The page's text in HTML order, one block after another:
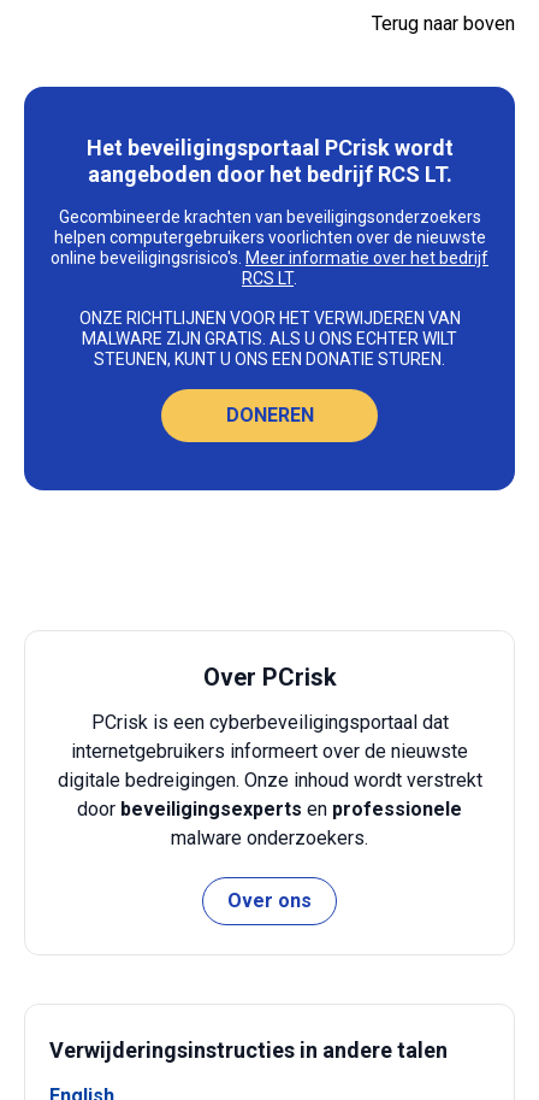
Terug naar boven
Het beveiligingsportaal PCrisk wordt
aangeboden door het bedrijf RCS LT.
Gecombineerde krachten van beveiligingsonderzoekers
helpen computergebruikers voorlichten over de nieuwste
online beveiligingsrisico's. Meer informatie over het bedrijf
RCS LT.
ONZE RICHTLIJNEN VOOR HET VERWIJDEREN VAN
MALWARE ZIJN GRATIS. ALS U ONS ECHTER WILT
STEUNEN, KUNT U ONS EEN DONATIE STUREN.
DONEREN
Over PCrisk
PCrisk is een cyberbeveiligingsportaal dat
internetgebruikers informeert over de nieuwste
digitale bedreigingen. Onze inhoud wordt verstrekt
door beveiligingsexperts en professionele
malware onderzoekers.
Over ons
Verwijderingsinstructies in andere talen
English